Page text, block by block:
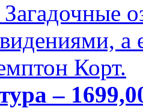
Корт.
–